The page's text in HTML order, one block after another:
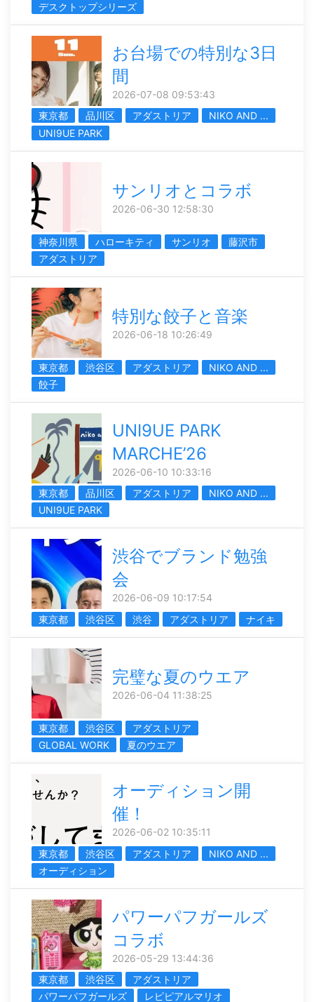
デスクトップシリーズ
お台場での特別な3日
間
2026-07-08 09:53:43
東京都
品川区 アダストリア
NIKO AND ...
UNI9UE PARK
サンリオとコラボ
2026-06-30 12:58:30
神奈川県 ハローキティ サンリオ
藤沢市
アダストリア
特別な餃子と音楽
2026-06-18 10:26:49
東京都 渋谷区 アダストリア
NIKO AND ...
餃子
UNI9UE PARK
MARCHE’26
2026-06-10 10:33:16
東京都
品川区 アダストリア
NIKO AND ...
UNI9UE PARK
渋谷でブランド勉強
会
2026-06-09 10:17:54
東京都
渋谷区 渋谷 アダストリア ナイキ
完璧な夏のウエア
2026-06-04 11:38:25
東京都 渋谷区
アダストリア
GLOBAL WORK
夏のウエア
オーディション開
催！
2026-06-02 10:35:11
東京都
渋谷区 アダストリア
NIKO AND ...
オーディション
パワーパフガールズ
コラボ
2026-05-29 13:44:36
東京都
渋谷区
アダストリア
パワーパフガールズ
レピピアルマリオ